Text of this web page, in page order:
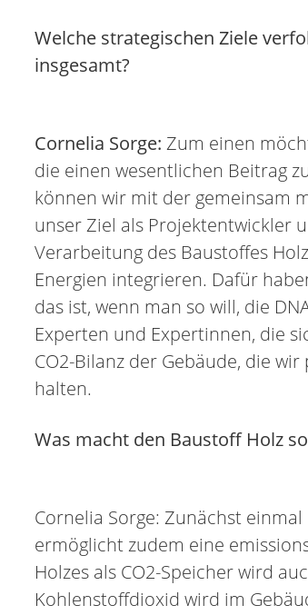
Welche strategischen Ziele
insgesamt?
Cornelia Sorge: Zum einen
die einen wesentlichen Beitrag
können wir mit der gemeinsam
unser Ziel als Projektentwickler
Verarbeitung des Baustoffes
Energien integrieren. Dafür
das ist, wenn man so will, die
Experten und Expertinnen, die
CO2-Bilanz der Gebäude, die
halten.
Was macht den Baustoff Holz
Cornelia Sorge: Zunächst
ermöglicht zudem eine
Holzes als CO2-Speicher wird
Kohlenstoffdioxid wird im